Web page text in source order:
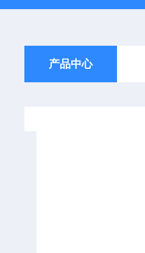
产品中心